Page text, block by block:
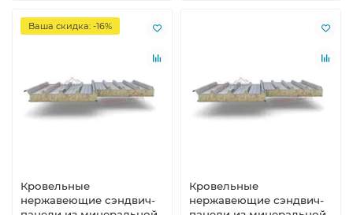
Ваша скидка: -16%
Кровельные
нержавеющие сэндвич-
Кровельные
нержавеющие сэндвич-